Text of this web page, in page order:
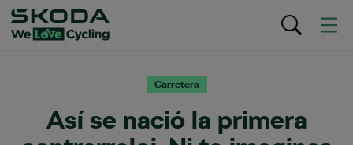
Carretera
Así se nació la primera